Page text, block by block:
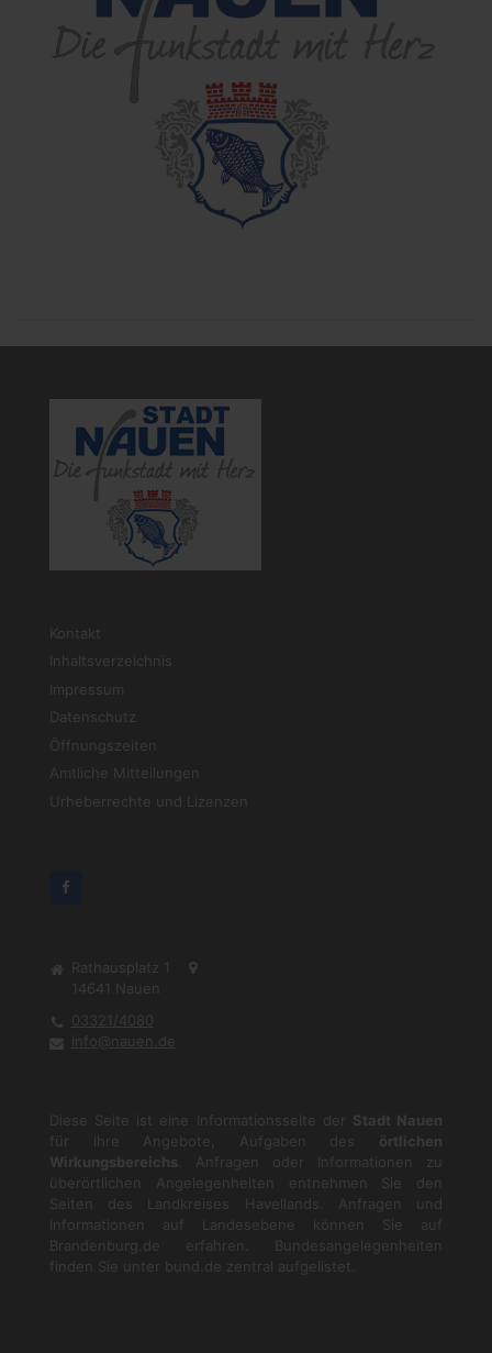
Kontakt
Inhaltsverzeichnis
Impressum
Datenschutz
Öffnungszeiten
Amtliche Mitteilungen
Urheberrechte und Lizenzen
Rathausplatz 1
14641
Nauen
03321/4080
info@nauen.de
Diese Seite ist eine Informationsseite der Stadt Nauen
für ihre Angebote, Aufgaben des örtlichen
Wirkungsbereichs . Anfragen oder Informationen zu
überörtlichen Angelegenheiten entnehmen Sie den
Seiten des Landkreises Havellands. Anfragen und
Informationen auf Landesebene können Sie auf
Brandenburg.de
erfahren. Bundesangelegenheiten
finden Sie unter
bund.de zentral aufgelistet.